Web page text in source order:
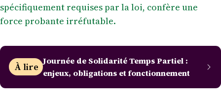
spécifiquement requises par la loi, confère une
force probante irréfutable.
À lire Journée de Solidarité Temps Partiel :
enjeux, obligations et fonctionnement